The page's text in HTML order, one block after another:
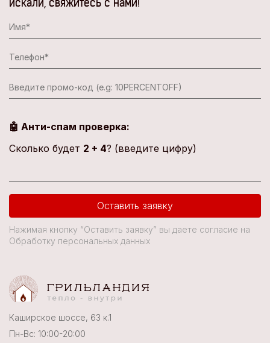
🤖 Анти-спам проверка:
Сколько будет 2 + 4? (введите цифру)
Оставить заявку
Нажимая кнопку “Оставить заявку” вы даете согласие на
Обработку персональных данных
Каширское шоссе, 63 к.1
Пн-Вс: 10:00-20:00